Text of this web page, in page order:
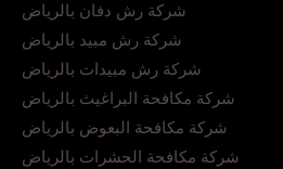
شركة رش دفان بالرياض
شركة رش مبيد بالرياض
شركة رش مبيدات بالرياض
شركة مكافحة البراغيث بالرياض
شركة مكافحة البعوض بالرياض
شركة مكافحة الحشرات بالرياض